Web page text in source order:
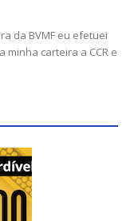
da BVMF eu efetuei
carteira a CCR e